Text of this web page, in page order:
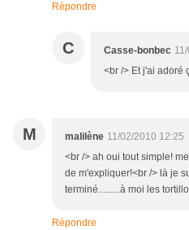
Répondre
C Casse-bonbec
<br /> Et j'ai adoré
M malilène 11/02/2010 12:25
<br /> ah oui tout simple!
de m'expliquer!<br /> là je
terminé.........à moi les
Répondre